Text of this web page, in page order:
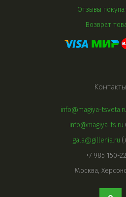
Отзывы
Возврат
Контакты
info@magiya-
info@magiya-ts.ru
gala@gillenia.ru
+7 985 150-
Москва,